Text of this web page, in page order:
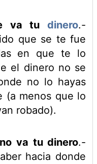
va tudinero.-
que se te fue
en que te lo
el dinero no se
no lo hayas
(a menos que lo
robado).
va tu dinero.-
hacia donde